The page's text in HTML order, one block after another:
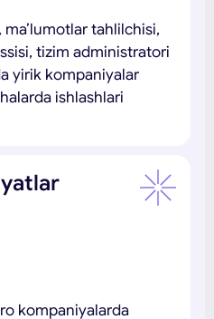
tahlilchisi,
tizim administratori
yirik kompaniyalar
ishlashlari
kompaniyalarda